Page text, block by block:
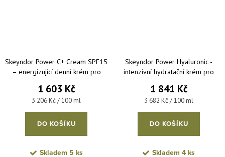
Skeyndor Power C+ Cream SPF15
– energizující denní krém pro
1 603 Kč
Měrná cena:
3 206 Kč / 100 ml
DO KOŠÍKU
Skladem 5 ks
Skeyndor Power Hyaluronic -
intenzivní hydratační krém pro
1 841 Kč
Měrná cena:
3 682 Kč / 100 ml
DO KOŠÍKU
Skladem 4 ks